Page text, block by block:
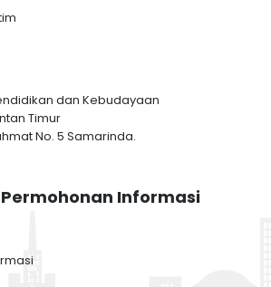
dan Kebudayaan
Timur
No. 5 Samarinda.
Informasi